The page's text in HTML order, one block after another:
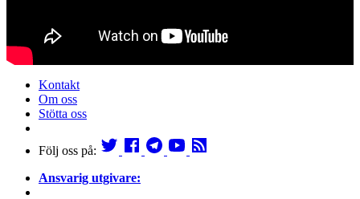
Kontakt
Om oss
Stötta oss
Följ oss på:
Ansvarig utgivare: